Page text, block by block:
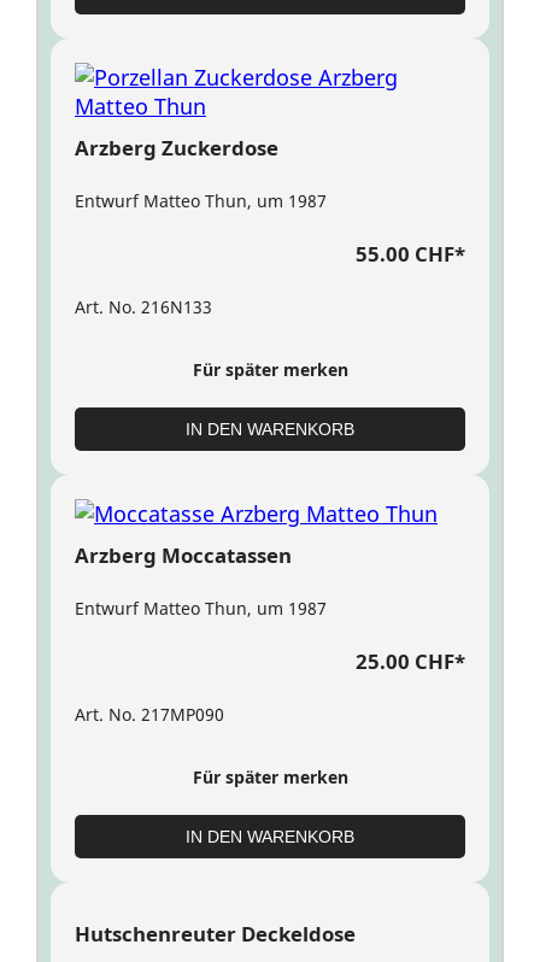
Arzberg Zuckerdose
Entwurf Matteo Thun, um 1987
55.00 CHF*
Art. No. 216N133
Für später merken
IN DEN WARENKORB
Arzberg Moccatassen
Entwurf Matteo Thun, um 1987
25.00 CHF*
Art. No. 217MP090
Für später merken
IN DEN WARENKORB
Hutschenreuter Deckeldose